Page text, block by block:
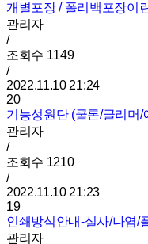
개별포장 / 폴리백포장이
관리자
/
조회수 1149
/
2022.11.10 21:24
20
기능성원단 (쿨론/글리머/
관리자
/
조회수 1210
/
2022.11.10 21:23
19
인쇄방식안내-실사/나염/
관리자